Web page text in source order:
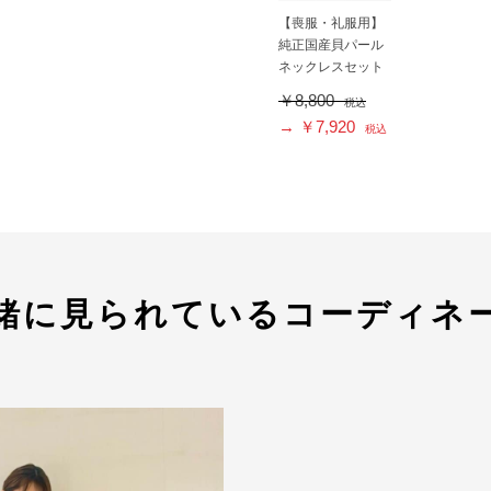
【喪服・礼服用】
純正国産貝パール
ネックレスセット
￥8,800 税込
→ ￥7,920 税込
に見られているコーディネ